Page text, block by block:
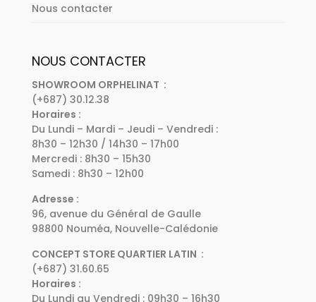
Nous contacter
NOUS CONTACTER
SHOWROOM ORPHELINAT :
(+687) 30.12.38
Horaires :
Du Lundi – Mardi – Jeudi – Vendredi :
8h30 – 12h30 / 14h30 – 17h00
Mercredi : 8h30 – 15h30
Samedi : 8h30 – 12h00
Adresse :
96, avenue du Général de Gaulle
98800 Nouméa, Nouvelle-Calédonie
CONCEPT STORE QUARTIER LATIN :
(+687) 31.60.65
Horaires :
Du Lundi au Vendredi : 09h30 – 16h30